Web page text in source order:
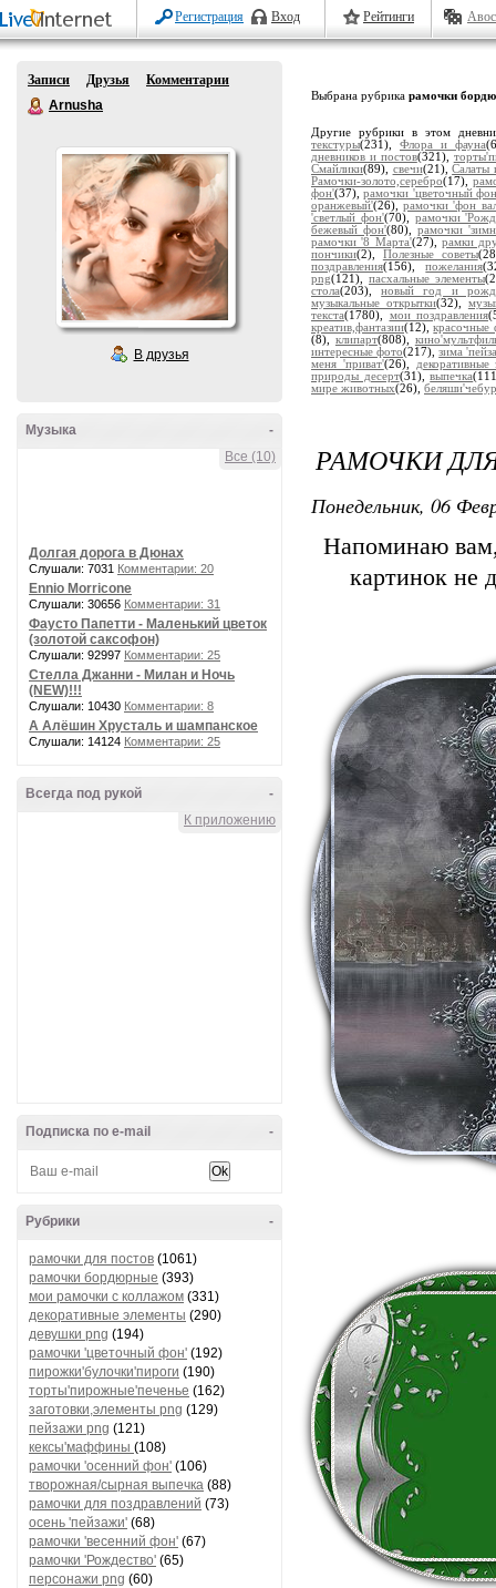
Регистрация Вход Рейтинги
Записи Друзья
Комментарии
Arnusha
В друзья
-
Музыка
Все (10)
Долгая дорога в Дюнах
Слушали: 7031 Комментарии: 20
Ennio Morricone
Слушали: 30656 Комментарии: 31
Фаусто Папетти - Маленький цветок
(золотой саксофон)
Слушали: 92997 Комментарии: 25
Стелла Джанни - Милан и Ночь
(NEW)!!!
Слушали: 10430 Комментарии: 8
А Алёшин Хрусталь и шампанское
Слушали: 14124 Комментарии: 25
-
Всегда под рукой
К приложению
-
Подписка по e-mail
-
Рубрики
рамочки для постов (1061)
рамочки бордюрные (393)
мои рамочки с коллажом (331)
декоративные элементы (290)
девушки png (194)
рамочки 'цветочный фон' (192)
пирожки'булочки'пироги (190)
торты'пирожные'печенье (162)
заготовки,элементы png (129)
пейзажи png (121)
кексы'маффины (108)
рамочки 'осенний фон' (106)
творожная/сырная выпечка (88)
рамочки для поздравлений (73)
осень 'пейзажи' (68)
рамочки 'весенний фон' (67)
рамочки 'Рождество' (65)
персонажи png (60)
Выбрана рубрика рамочки
Другие рубрики в этом
текстуры(231), Флора и фауна
дневников и постов(321),
Смайлики(89), свечи(21),Салаты
Рамочки-золото,серебро(17),
фон'(37),рамочки 'цветочный
оранжевый'(26),рамочки 'фон
'светлый фон'(70), рамочки
бежевый фон'(80), рамочки
рамочки '8 Марта'(27), рамки
пончики(2), Полезные советы
поздравления(156),пожелания
png(121), пасхальные элементы
стола(203),новый год и
музыкальные открытки(32),
текста(1780), мои поздравления
креатив,фантазии(12),красочные
(8), клипарт(808),
интересные фото(217),зима
меня 'приват'(26),
декоративные
природы десерт(31),выпечка
мире животных(26),
РАМОЧКИ
Понедельник, 06
Напоминаю
картинок не